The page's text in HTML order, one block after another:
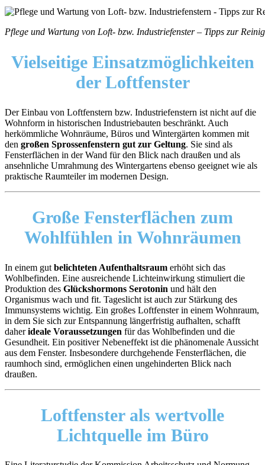
Pflege und Wartung von Loft- bzw. Industriefenster – Tipps zur
Vielseitige Einsatzmöglichkeiten
der Loftfenster
Der Einbau von Loftfenstern bzw. Industriefenstern ist nicht auf die
Wohnform in historischen Industriebauten beschränkt. Auch
herkömmliche Wohnräume, Büros und Wintergärten kommen mit
den großen Sprossenfenstern gut zur Geltung. Sie sind als
Fensterflächen in der Wand für den Blick nach draußen und als
ansehnliche Umrahmung des Wintergartens ebenso geeignet wie als
praktische Raumteiler im modernen Design.
Große Fensterflächen zum
Wohlfühlen in Wohnräumen
In einem gut belichteten Aufenthaltsraum erhöht sich das
Wohlbefinden. Eine ausreichende Lichteinwirkung stimuliert die
Produktion des Glückshormons Serotonin und hält den
Organismus wach und fit. Tageslicht ist auch zur Stärkung des
Immunsystems wichtig. Ein großes Loftfenster in einem Wohnraum,
in dem Sie sich zur Entspannung längerfristig aufhalten, schafft
daherideale Voraussetzungen für das Wohlbefinden und die
Gesundheit. Ein positiver Nebeneffekt ist die phänomenale Aussicht
aus dem Fenster. Insbesondere durchgehende Fensterflächen, die
raumhoch sind, ermöglichen einen ungehinderten Blick nach
draußen.
Loftfenster als wertvolle
Lichtquelleim Büro